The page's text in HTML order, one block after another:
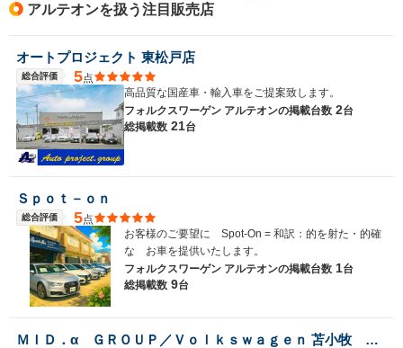
アルテオンを扱う注目販売店
オートプロジェクト 東松戸店
総合評価 5点
高品質な国産車・輸入車をご提案致します。
フォルクスワーゲン アルテオンの掲載台数 2台
総掲載数 21台
Ｓｐｏｔ－ｏｎ
総合評価 5点
お客様のご要望に Spot-On = 和訳：的を射た・的確
な お車を提供いたします。
フォルクスワーゲン アルテオンの掲載台数 1台
総掲載数 9台
ＭＩＤ．α ＧＲＯＵＰ／Ｖｏｌｋｓｗａｇｅｎ 苫小牧 認定中古車センター／株式会社ＭＩＤ ＡＬＦＡ